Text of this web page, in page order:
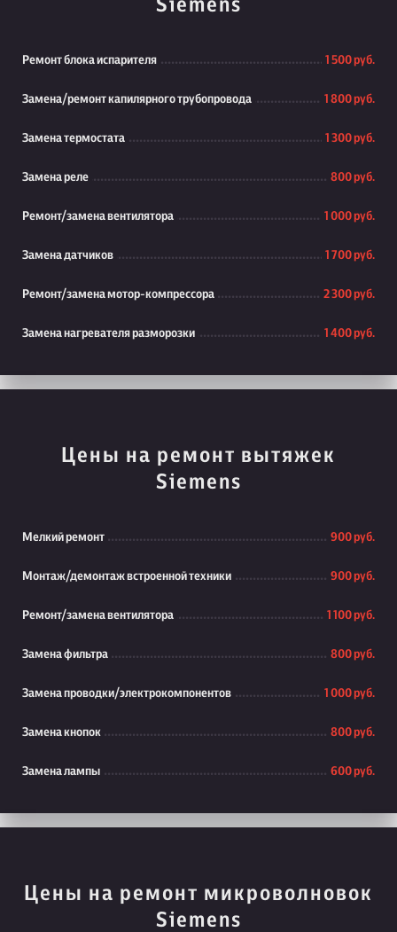
Siemens
Ремонт блока испарителя 1 500 руб.
Замена/ремонт капилярного трубопровода 1 800 руб.
Замена термостата 1 300 руб.
Замена реле 800 руб.
Ремонт/замена вентилятора 1 000 руб.
Замена датчиков 1 700 руб.
Ремонт/замена мотор-компрессора 2 300 руб.
Замена нагревателя разморозки 1 400 руб.
Цены на ремонт вытяжек
Siemens
Мелкий ремонт 900 руб.
Монтаж/демонтаж встроенной техники 900 руб.
Ремонт/замена вентилятора 1 100 руб.
Замена фильтра 800 руб.
Замена проводки/электрокомпонентов 1 000 руб.
Замена кнопок 800 руб.
Замена лампы 600 руб.
Цены на ремонт микроволновок
Siemens